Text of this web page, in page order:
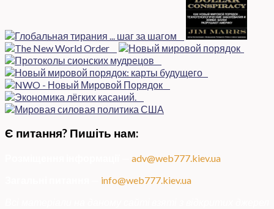
Є питання? Пишіть нам:
adv@web777.kiev.ua
info@web777.kiev.ua